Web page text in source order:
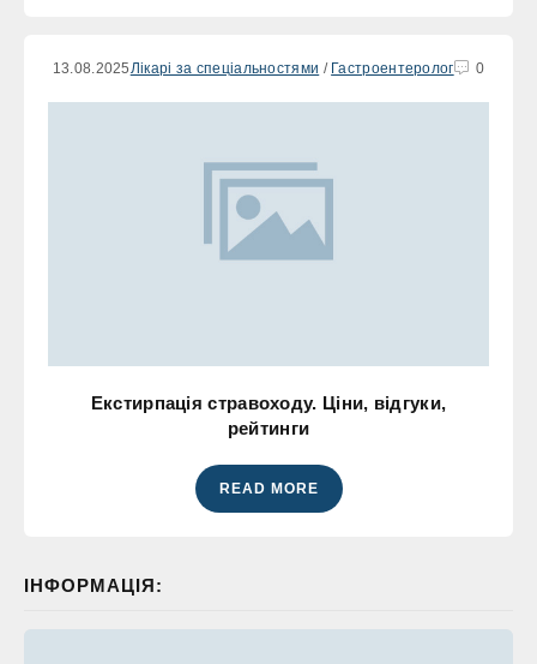
13.08.2025 Лікарі за спеціальностями / Гастроентеролог 0
Екстирпація стравоходу. Ціни, відгуки,
рейтинги
READ MORE
ІНФОРМАЦІЯ: